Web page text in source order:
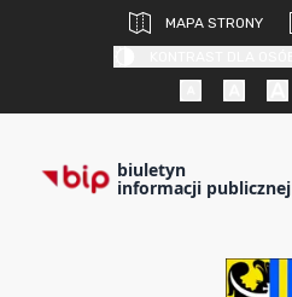
MAPA STRONY
biuletyn
informacji publicznej